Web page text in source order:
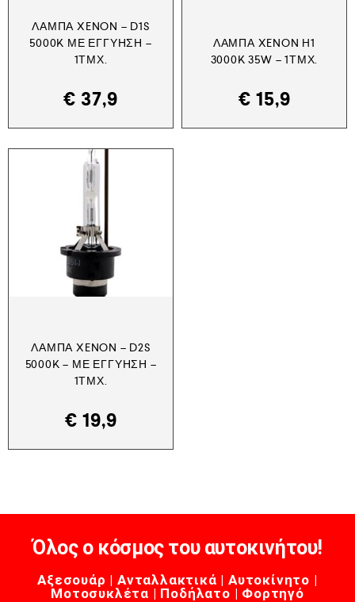
ΛΆΜΠΑ XENON – D1S
5000K ΜΕ ΕΓΓΎΗΣΗ –
1ΤΜΧ.
€ 37,9
ΛΆΜΠΑ XENON H1
3000K 35W – 1ΤΜΧ.
€ 15,9
ΛΆΜΠΑ XENON – D2S
5000K – ΜΕ ΕΓΓΎΗΣΗ –
1ΤΜΧ.
€ 19,9
Όλος ο κόσμος του αυτοκινήτου!
Αξεσουάρ | Ανταλλακτικά | Αυτοκίνητο |
Μοτοσυκλέτα | Ποδήλατο | Φορτηγό